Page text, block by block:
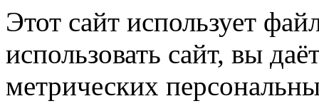
Этот сайт использует
использовать сайт, вы
метрических